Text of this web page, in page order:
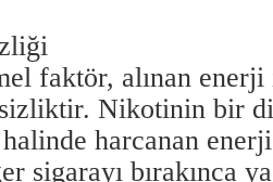
faktör, alınan
Nikotinin bir
harcanan enerji
sigarayı bırakınca